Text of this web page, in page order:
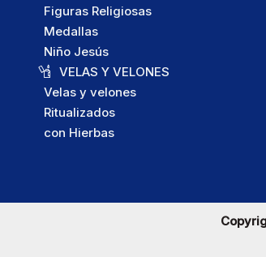
Figuras Religiosas
Medallas
Niño Jesús
VELAS Y VELONES
Velas y velones
Ritualizados
con Hierbas